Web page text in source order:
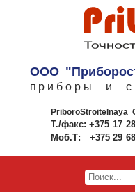
ООО
приборы и
PriboroStroitelnaya
Т./факс: +375 17
Моб.Т:
+375 29